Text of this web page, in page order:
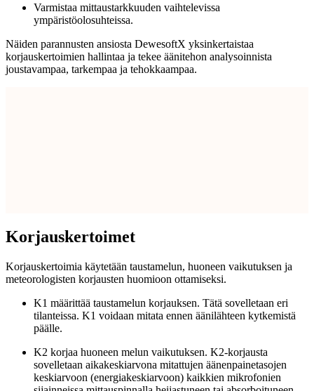
Varmistaa mittaustarkkuuden vaihtelevissa
ympäristöolosuhteissa.
Näiden parannusten ansiosta DewesoftX yksinkertaistaa
korjauskertoimien hallintaa ja tekee äänitehon analysoinnista
joustavampaa, tarkempaa ja tehokkaampaa.
Korjauskertoimet
Korjauskertoimia käytetään taustamelun, huoneen vaikutuksen ja
meteorologisten korjausten huomioon ottamiseksi.
K1 määrittää taustamelun korjauksen. Tätä sovelletaan eri
tilanteissa. K1 voidaan mitata ennen äänilähteen kytkemistä
päälle.
K2 korjaa huoneen melun vaikutuksen. K2-korjausta
sovelletaan aikakeskiarvona mitattujen äänenpainetasojen
keskiarvoon (energiakeskiarvoon) kaikkien mikrofonien